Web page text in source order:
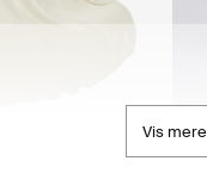
Vis mere